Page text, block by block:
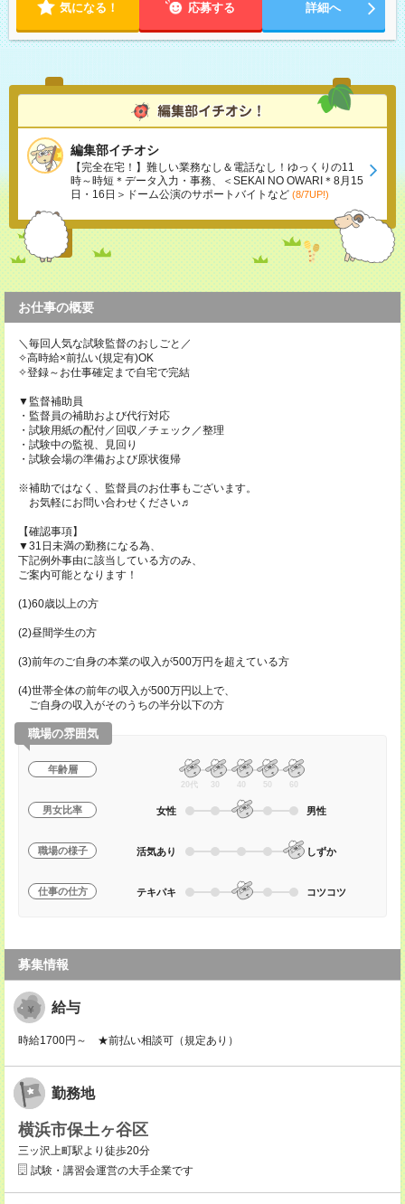
気になる！ 応募する 詳細へ
編集部イチオシ
【完全在宅！】難しい業務なし＆電話なし！ゆっくりの11
時～時短＊データ入力・事務、＜SEKAI NO OWARI＊8月15
日・16日＞ドーム公演のサポートバイトなど (8/7UP!)
お仕事の概要
＼毎回人気な試験監督のおしごと／
✧高時給×前払い(規定有)OK
✧登録～お仕事確定まで自宅で完結
▼監督補助員
・監督員の補助および代行対応
・試験用紙の配付／回収／チェック／整理
・試験中の監視、見回り
・試験会場の準備および原状復帰
※補助ではなく、監督員のお仕事もございます。
お気軽にお問い合わせください♬
【確認事項】
▼31日未満の勤務になる為、
下記例外事由に該当している方のみ、
ご案内可能となります！
(1)60歳以上の方
(2)昼間学生の方
(3)前年のご自身の本業の収入が500万円を超えている方
(4)世帯全体の前年の収入が500万円以上で、
ご自身の収入がそのうちの半分以下の方
職場の雰囲気
年齢層
20代 30 40 50 60
男女比率 女性 男性
職場の様子 活気あり しずか
仕事の仕方 テキパキ コツコツ
募集情報
給与
時給1700円～ ★前払い相談可（規定あり）
勤務地
横浜市保土ヶ谷区
三ッ沢上町駅より徒歩20分
試験・講習会運営の大手企業です